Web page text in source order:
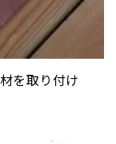
を取り付け